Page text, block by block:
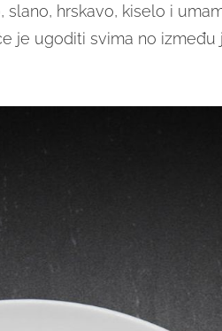
hrskavo, kiselo i
je ugoditi svima no između